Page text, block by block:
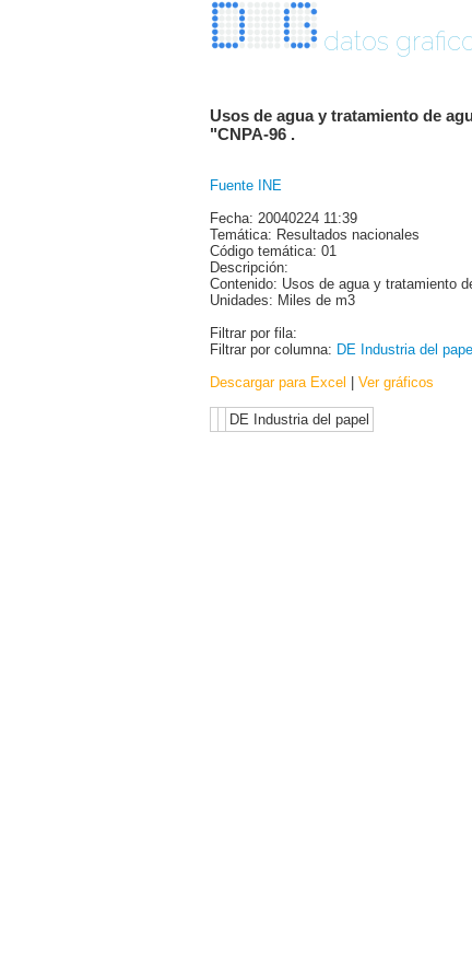
datos
Usos de agua y tratamiento de
"CNPA-96 .
Fuente INE
Fecha: 20040224 11:39
Temática: Resultados nacionales
Código temática: 01
Descripción:
Contenido: Usos de agua y tratamiento
Unidades: Miles de m3
Filtrar por fila:
Filtrar por columna: DE Industria del
Descargar para Excel | Ver gráficos
DE Industria del papel